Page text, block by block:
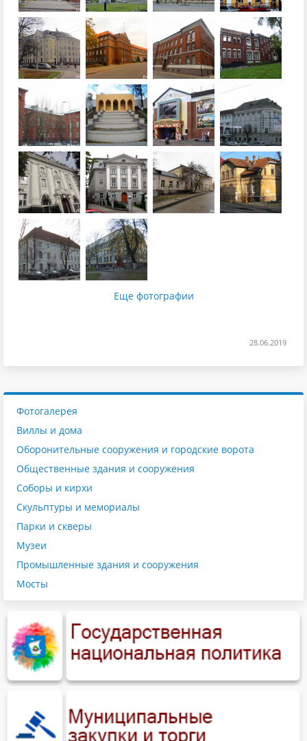
Еще фотографии
28.06.2019
Фотогалерея
Виллы и дома
Оборонительные сооружения и городские ворота
Общественные здания и сооружения
Соборы и кирхи
Скульптуры и мемориалы
Парки и скверы
Музеи
Промышленные здания и сооружения
Мосты